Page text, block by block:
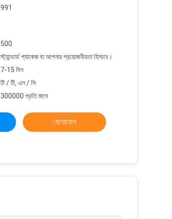
991
500
স্ট্যান্ডার্ড প্যাকেজ বা আপনার প্রয়োজনীয়তা হিসাবে।
7-15 দিন
টি / টি, এল / সি
300000 প্রতি মাসে
যোগাযোগ